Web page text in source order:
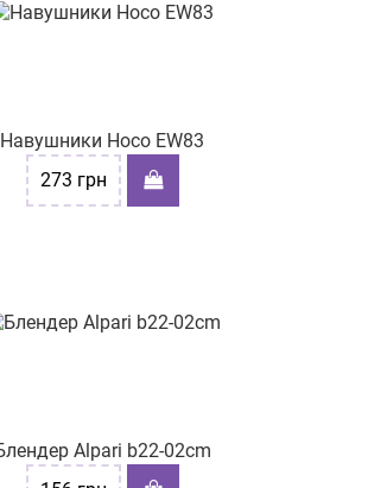
Навушники Hoco EW83
273 грн
Блендер Alpari b22-02cm